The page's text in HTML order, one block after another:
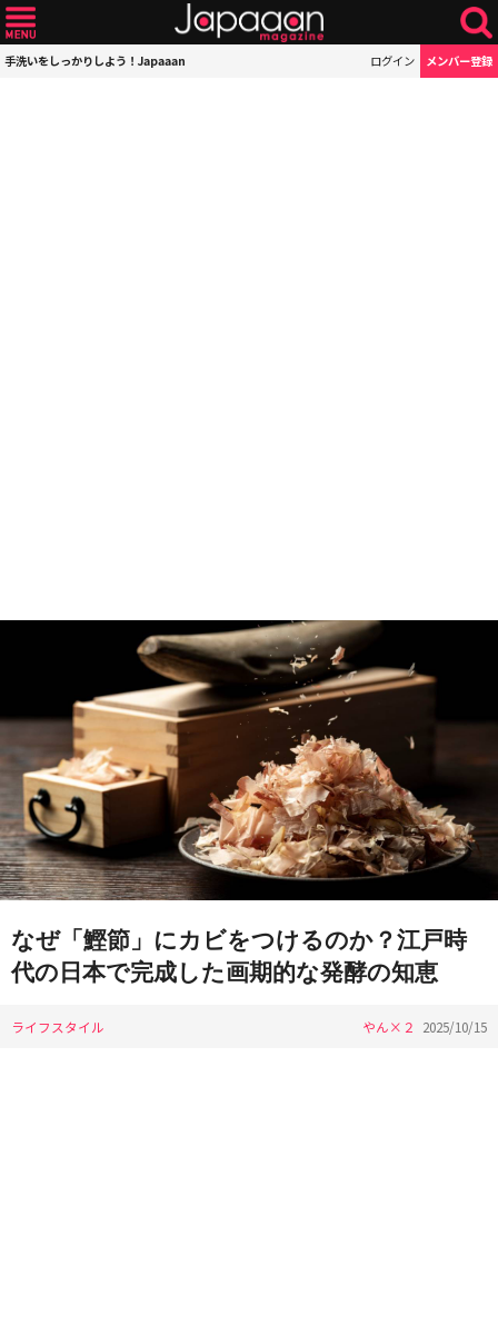
手洗いをしっかりしよう！Japaaan ログイン メンバー登録
なぜ「鰹節」にカビをつけるのか？江戸時
代の日本で完成した画期的な発酵の知恵
ライフスタイル やん×２ 2025/10/15